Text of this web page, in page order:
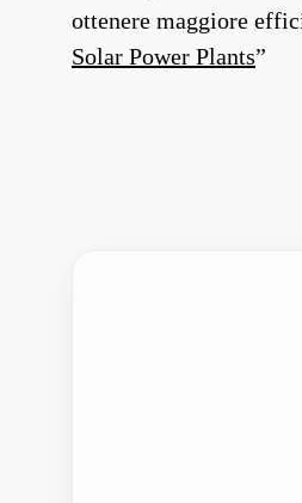
ottenere maggiore
Solar Power Plants”